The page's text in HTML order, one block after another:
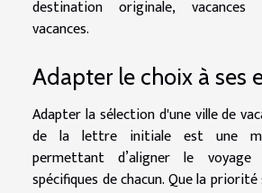
destination originale, vacances
vacances.
Adapter le choix à ses
Adapter la sélection d'une ville de
de la lettre initiale est une
permettant d’aligner le
spécifiques de chacun. Que la